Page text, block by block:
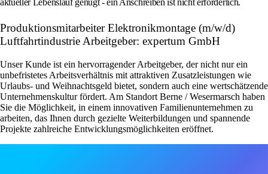
aktueller Lebenslauf genügt - ein Anschreiben ist nicht erforderlich.
Produktionsmitarbeiter Elektronikmontage (m/w/d)
Luftfahrtindustrie Arbeitgeber: expertum GmbH
Unser Kunde ist ein hervorragender Arbeitgeber, der nicht nur ein
unbefristetes Arbeitsverhältnis mit attraktiven Zusatzleistungen wie
Urlaubs- und Weihnachtsgeld bietet, sondern auch eine wertschätzende
Unternehmenskultur fördert. Am Standort Berne / Wesermarsch haben
Sie die Möglichkeit, in einem innovativen Familienunternehmen zu
arbeiten, das Ihnen durch gezielte Weiterbildungen und spannende
Projekte zahlreiche Entwicklungsmöglichkeiten eröffnet.